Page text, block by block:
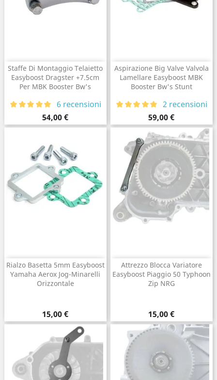
Staffe Di Montaggio Telaietto
Easyboost Dragster +7.5cm
Per MBK Booster Bw's
Prezzo
54,00 €
6 recensioni
Aspirazione Big Valve Valvola
Lamellare Easyboost MBK
Booster Bw's Stunt
Prezzo
59,00 €
2 recensioni
Rialzo Basetta 5mm Easyboost
Yamaha Aerox Jog-Minarelli
Orizzontale
Prezzo
15,00 €
Attrezzo Blocca Variatore
Easyboost Piaggio 50 Typhoon
Zip NRG
Prezzo
15,00 €